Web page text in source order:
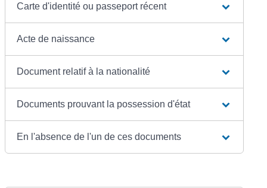
Carte d'identité ou passeport récent
Acte de naissance
Document relatif à la nationalité
Documents prouvant la possession d'état
En l'absence de l'un de ces documents